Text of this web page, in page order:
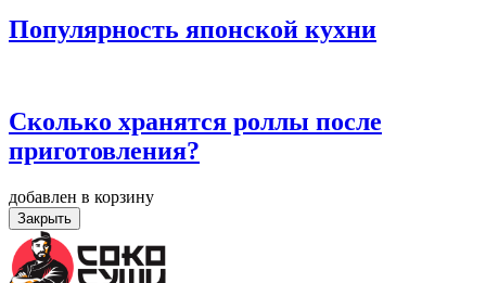
Популярность японской кухни
Сколько хранятся роллы после
приготовления?
добавлен в корзину
Закрыть